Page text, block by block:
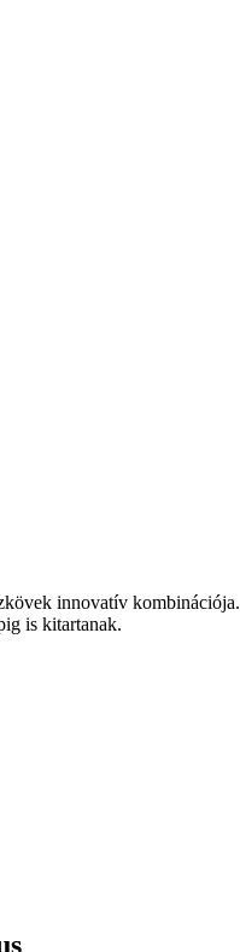
innovatív kombinációja.
is kitartanak.